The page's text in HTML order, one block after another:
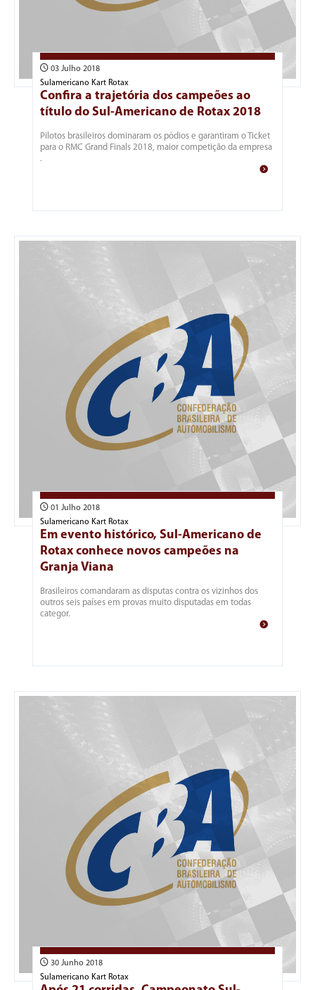
03 Julho 2018
Sulamericano Kart Rotax
Confira a trajetória dos campeões ao
título do Sul-Americano de Rotax 2018
Pilotos brasileiros dominaram os pódios e garantiram o Ticket
para o RMC Grand Finals 2018, maior competição da empresa
.
01 Julho 2018
Sulamericano Kart Rotax
Em evento histórico, Sul-Americano de
Rotax conhece novos campeões na
Granja Viana
Brasileiros comandaram as disputas contra os vizinhos dos
outros seis países em provas muito disputadas em todas
categor.
30 Junho 2018
Sulamericano Kart Rotax